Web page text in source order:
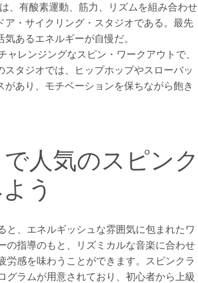
、有酸素運動、筋力、リズムを組み合わせ
・サイクリング・スタジオである。最先
あるエネルギーが自慢だ。
レンジングなスピン・ワークアウトで、
タジオでは、ヒップホップやスローバッ
あり、モチベーションを保ちながら飽き
人気のスピンク
う
と、エネルギッシュな雰囲気に包まれたワ
の指導のもと、リズミカルな音楽に合わせ
感を味わうことができます。スピンクラ
グラムが用意されており、初心者から上級